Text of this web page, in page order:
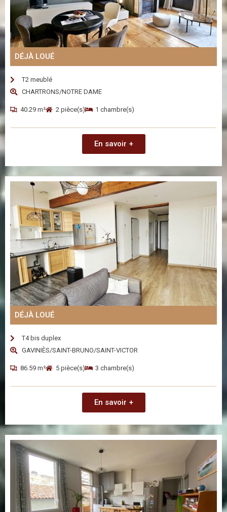
DÉJÀ LOUÉ
T2 meublé
CHARTRONS/NOTRE DAME
40.29 m² 2 pièce(s) 1 chambre(s)
En savoir +
DÉJÀ LOUÉ
T4 bis duplex
GAVINIÈS/SAINT-BRUNO/SAINT-VICTOR
86.59 m² 5 pièce(s) 3 chambre(s)
En savoir +